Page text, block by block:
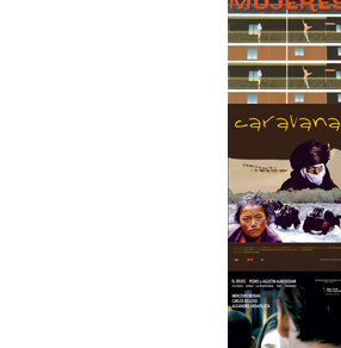
>Serie mujeres
>Caravan